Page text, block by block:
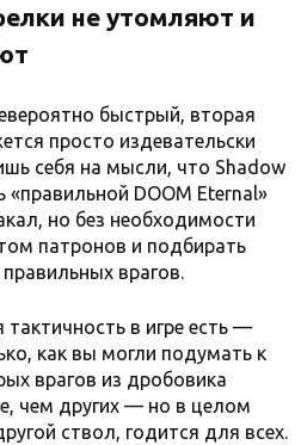
не утомляют и
быстрый, вторая
просто издевательски
себя на мысли, что Shadow
DOOM Eternal»
но без необходимости
патронов и подбирать
врагов.
в игре есть —
как вы могли подумать к
врагов из дробовика
чем других — но в целом
ствол, годится для всех.